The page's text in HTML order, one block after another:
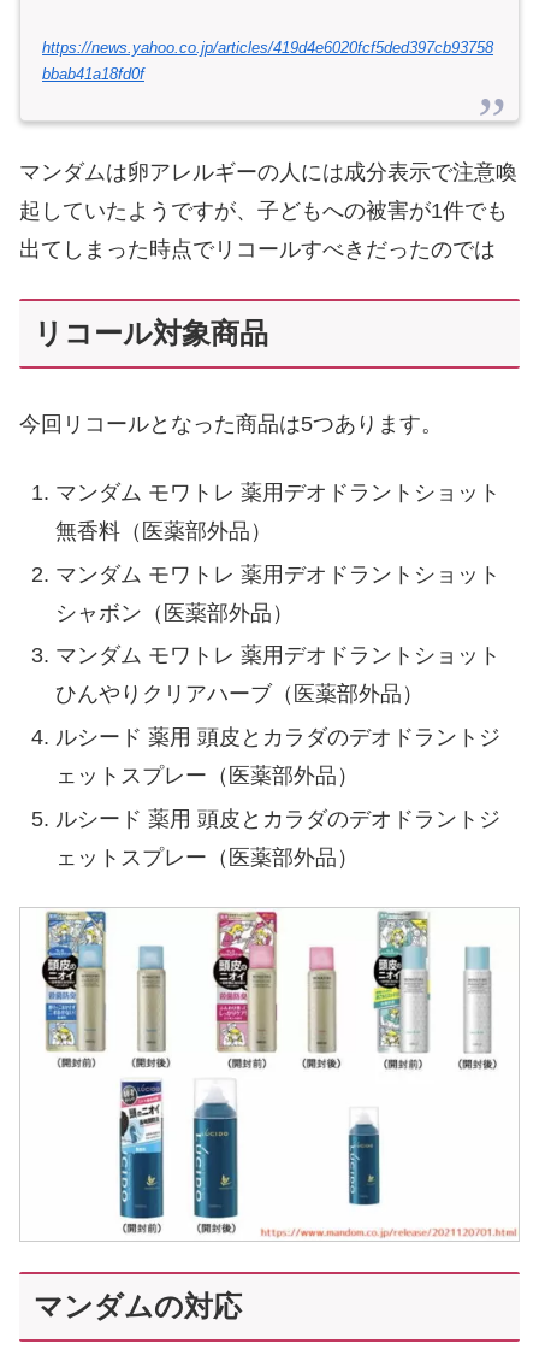
https://news.yahoo.co.jp/articles/419d4e6020fcf5ded397cb93758
bbab41a18fd0f
マンダムは卵アレルギーの人には成分表示で注意喚
起していたようですが、子どもへの被害が1件でも
出てしまった時点でリコールすべきだったのでは
リコール対象商品
今回リコールとなった商品は5つあります。
マンダム モワトレ 薬用デオドラントショット
無香料（医薬部外品）
マンダム モワトレ 薬用デオドラントショット
シャボン（医薬部外品）
マンダム モワトレ 薬用デオドラントショット
ひんやりクリアハーブ（医薬部外品）
ルシード 薬用 頭皮とカラダのデオドラントジ
ェットスプレー（医薬部外品）
ルシード 薬用 頭皮とカラダのデオドラントジ
ェットスプレー（医薬部外品）
マンダムの対応